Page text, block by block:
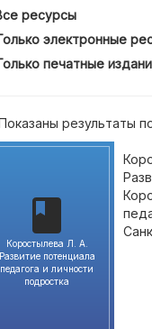
ресурсы
электронные
печатные
результаты
Коростылева Л. А.
Развитие потенциала
педагога и личности
подростка